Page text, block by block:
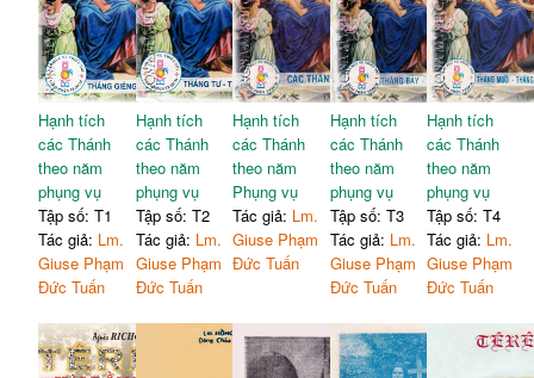
Hạnh tích
các Thánh
theo năm
phụng vụ
Tập số: T1
Tác giả: Lm.
Giuse Phạm
Đức Tuấn
Hạnh tích
các Thánh
theo năm
phụng vụ
Tập số: T2
Tác giả: Lm.
Giuse Phạm
Đức Tuấn
Hạnh tích
các Thánh
theo năm
Phụng vụ
Tác giả: Lm.
Giuse Phạm
Đức Tuấn
Hạnh tích
các Thánh
theo năm
phụng vụ
Tập số: T3
Tác giả: Lm.
Giuse Phạm
Đức Tuấn
Hạnh tích
các Thánh
theo năm
phụng vụ
Tập số: T4
Tác giả: Lm.
Giuse Phạm
Đức Tuấn